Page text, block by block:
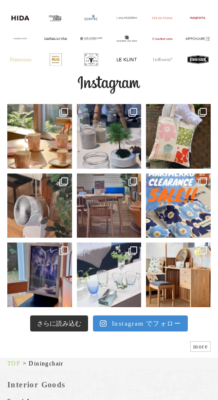
さらに読み込む Instagram でフォロー
more
TOP >Diningchair
Interior Goods